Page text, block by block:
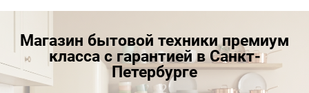
Магазин бытовой техники премиум
класса с гарантией в Санкт-
Петербурге